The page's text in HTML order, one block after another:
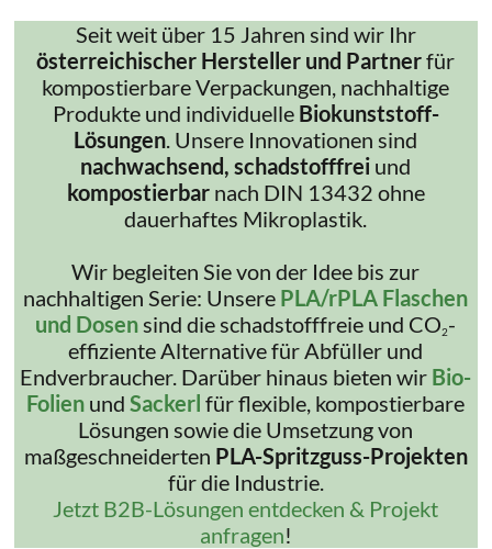
Seit weit über 15 Jahren sind wir Ihr
österreichischer Hersteller und Partnerfür
kompostierbare Verpackungen, nachhaltige
Produkte und individuelle Biokunststoff-
Lösungen. Unsere Innovationen sind
nachwachsend, schadstofffrei und
kompostierbar nach DIN 13432 ohne
dauerhaftes Mikroplastik.
Wir begleiten Sie von der Idee bis zur
nachhaltigen Serie: Unsere PLA/rPLA Flaschen
und Dosensind die schadstofffreie und CO2-
effiziente Alternative für Abfüller und
Endverbraucher. Darüber hinaus bieten wir Bio-
Folien undSackerl für flexible, kompostierbare
Lösungen sowie die Umsetzung von
maßgeschneiderten PLA-Spritzguss-Projekten
für die Industrie.
Jetzt B2B-Lösungen entdecken & Projekt
anfragen!